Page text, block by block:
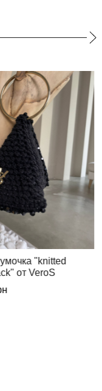
"knitted
от VeroS